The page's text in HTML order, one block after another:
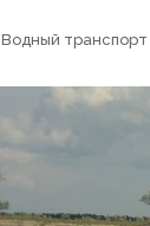
Водный транспорт